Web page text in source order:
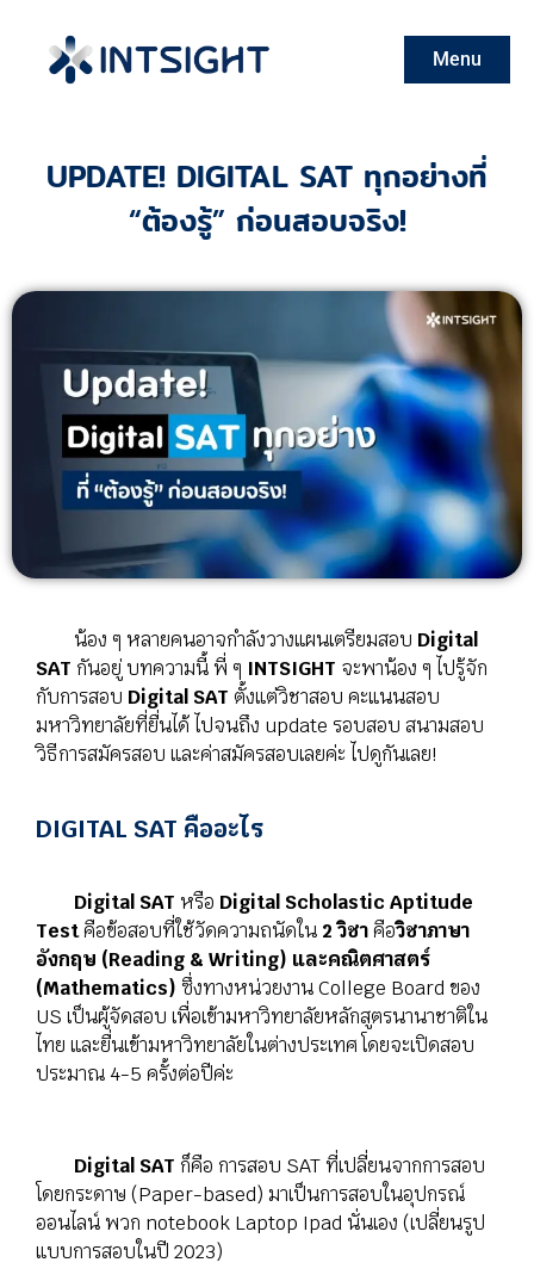
Menu
UPDATE! DIGITAL SAT ทุกอย่างที่
“ต้องรู้” ก่อนสอบจริง!
น้อง ๆ หลายคนอาจกำลังวางแผนเตรียมสอบ Digital
SAT กันอยู่ บทความนี้ พี่ ๆ INTSIGHT จะพาน้อง ๆ ไปรู้จัก
กับการสอบ Digital SAT ตั้งแต่วิชาสอบ คะแนนสอบ
มหาวิทยาลัยที่ยื่นได้ ไปจนถึง update รอบสอบ สนามสอบ
วิธีการสมัครสอบ และค่าสมัครสอบเลยค่ะ ไปดูกันเลย!
DIGITAL SAT คืออะไร
Digital SAT หรือ Digital Scholastic Aptitude
Testคือข้อสอบที่ใช้วัดความถนัดใน 2 วิชาคือวิชาภาษา
อังกฤษ (Reading & Writing) และคณิตศาสตร์
(Mathematics) ซึ่งทางหน่วยงาน College Board ของ
US เป็นผู้จัดสอบ เพื่อเข้ามหาวิทยาลัยหลักสูตรนานาชาติใน
ไทย และยื่นเข้ามหาวิทยาลัยในต่างประเทศ โดยจะเปิดสอบ
ประมาณ 4-5 ครั้งต่อปีค่ะ
Digital SAT ก็คือ การสอบ SAT ที่เปลี่ยนจากการสอบ
โดยกระดาษ (Paper-based) มาเป็นการสอบในอุปกรณ์
ออนไลน์ พวก notebook Laptop Ipad นั่นเอง (เปลี่ยนรูป
แบบการสอบในปี 2023)